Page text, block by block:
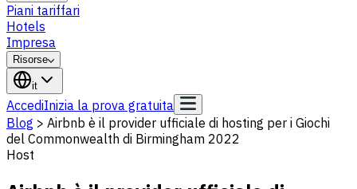
Piani tariffari
Hotels
Impresa
Risorse
it
AccediInizia la prova gratuita
Blog > Airbnb è il provider ufficiale di hosting per i Giochi
del Commonwealth di Birmingham 2022
Host